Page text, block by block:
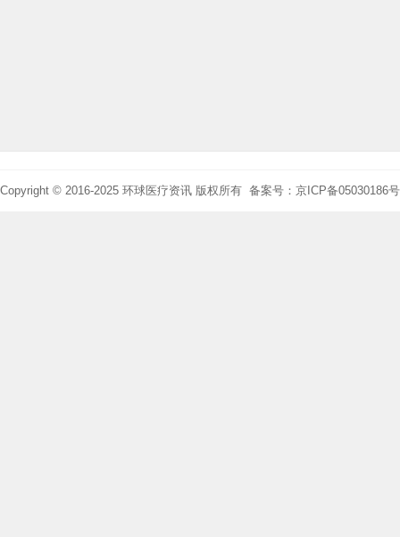
Copyright © 2016-2025 环球医疗资讯 版权所有 备案号：京ICP备05030186